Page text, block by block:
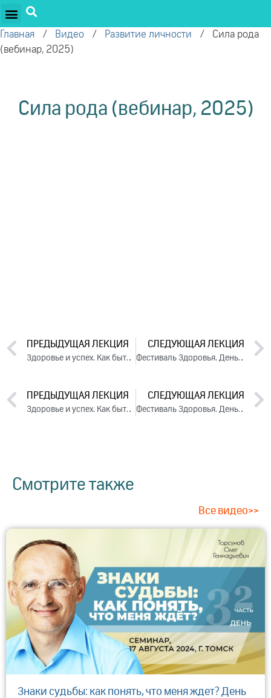
Главная / Видео / Развитие личности / Сила рода
(вебинар, 2025)
Сила рода (вебинар, 2025)
ПРЕДЫДУЩАЯ ЛЕКЦИЯ
Здоровье и успех. Как быть активным и не разрушать себя. День 3. Часть 2 (2025)
СЛЕДУЮЩАЯ ЛЕКЦИЯ
Фестиваль Здоровья. День 1. Часть 1 (2025)
ПРЕДЫДУЩАЯ ЛЕКЦИЯ
Здоровье и успех. Как быть активным и не разрушать себя. День 3. Часть 2 (2025)
СЛЕДУЮЩАЯ ЛЕКЦИЯ
Фестиваль Здоровья. День 1. Часть 1 (2025)
Смотрите также
Все видео>>
Знаки судьбы: как понять, что меня ждет? День